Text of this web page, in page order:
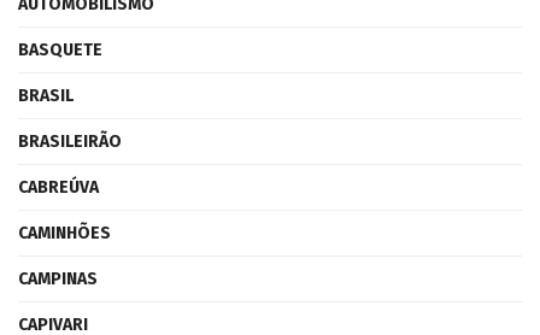
AUTOMOBILISMO
BASQUETE
BRASIL
BRASILEIRÃO
CABREÚVA
CAMINHÕES
CAMPINAS
CAPIVARI